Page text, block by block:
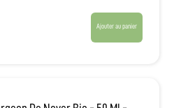
Ajouter au panier